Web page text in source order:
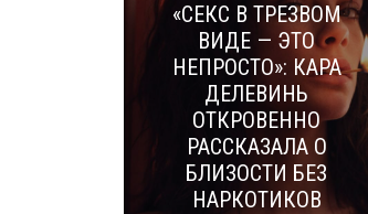
«СЕКС В ТРЕЗВОМ
ВИДЕ — ЭТО
НЕПРОСТО»: КАРА
ДЕЛЕВИНЬ
ОТКРОВЕННО
РАССКАЗАЛА О
БЛИЗОСТИ БЕЗ
НАРКОТИКОВ